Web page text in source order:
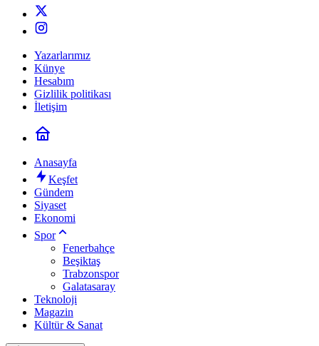
Yazarlarımız
Künye
Hesabım
Gizlilik politikası
İletişim
Anasayfa
Keşfet
Gündem
Siyaset
Ekonomi
Spor
Fenerbahçe
Beşiktaş
Trabzonspor
Galatasaray
Teknoloji
Magazin
Kültür & Sanat